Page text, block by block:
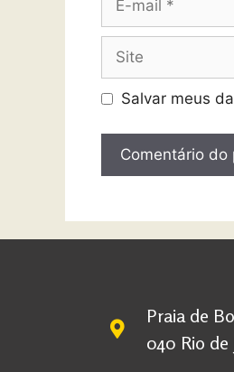
Salvar meus
Praia de
040 Rio de